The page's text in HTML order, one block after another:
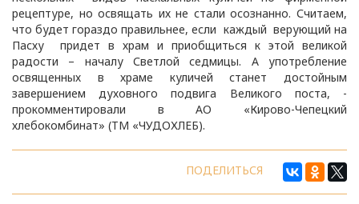
рецептуре, но освящать их не стали осознанно. Считаем,
что будет гораздо правильнее, если каждый верующий на
Пасху придет в храм и приобщиться к этой великой
радости – началу Светлой седмицы. А употребление
освященных в храме куличей станет достойным
завершением духовного подвига Великого поста, -
прокомментировали в АО «Кирово-Чепецкий
хлебокомбинат» (ТМ «ЧУДОХЛЕБ).
ПОДЕЛИТЬСЯ